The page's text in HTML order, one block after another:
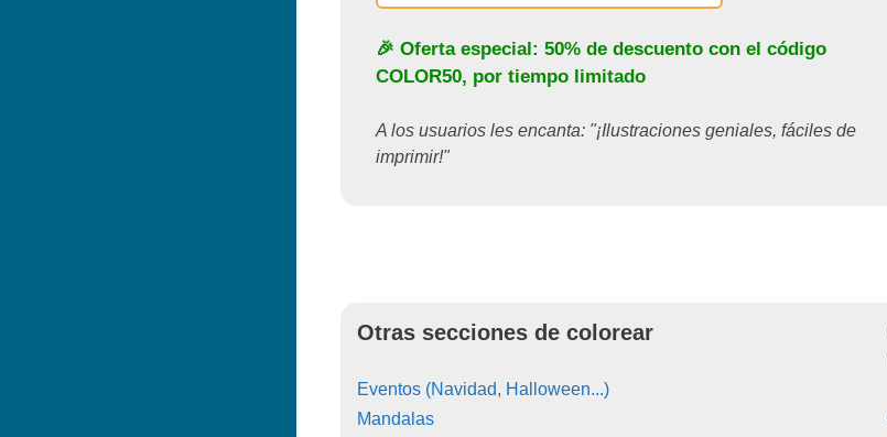
🎉 Oferta especial: 50% de descuento con el código
COLOR50, por tiempo limitado
A los usuarios les encanta: "¡Ilustraciones geniales, fáciles de
imprimir!"
Otras secciones de colorear
Eventos (Navidad, Halloween...)
Mandalas